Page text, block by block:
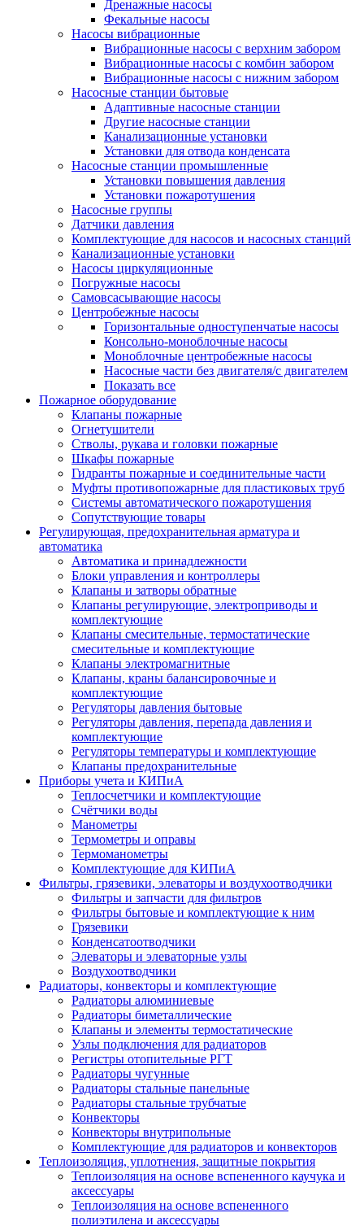
Дренажные насосы
Фекальные насосы
Насосы вибрационные
Вибрационные насосы с верхним забором
Вибрационные насосы с комбин забором
Вибрационные насосы с нижним забором
Насосные станции бытовые
Адаптивные насосные станции
Другие насосные станции
Канализационные установки
Установки для отвода конденсата
Насосные станции промышленные
Установки повышения давления
Установки пожаротушения
Насосные группы
Датчики давления
Комплектующие для насосов и насосных станций
Канализационные установки
Насосы циркуляционные
Погружные насосы
Самовсасывающие насосы
Центробежные насосы
Горизонтальные одноступенчатые насосы
Консольно-моноблочные насосы
Моноблочные центробежные насосы
Насосные части без двигателя/с двигателем
Показать все
Пожарное оборудование
Клапаны пожарные
Огнетушители
Стволы, рукава и головки пожарные
Шкафы пожарные
Гидранты пожарные и соединительные части
Муфты противопожарные для пластиковых труб
Системы автоматического пожаротушения
Сопутствующие товары
Регулирующая, предохранительная арматура и
автоматика
Автоматика и принадлежности
Блоки управления и контроллеры
Клапаны и затворы обратные
Клапаны регулирующие, электроприводы и
комплектующие
Клапаны смесительные, термостатические
смесительные и комплектующие
Клапаны электромагнитные
Клапаны, краны балансировочные и
комплектующие
Регуляторы давления бытовые
Регуляторы давления, перепада давления и
комплектующие
Регуляторы температуры и комплектующие
Клапаны предохранительные
Приборы учета и КИПиА
Теплосчетчики и комплектующие
Счётчики воды
Манометры
Термометры и оправы
Термоманометры
Комплектующие для КИПиА
Фильтры, грязевики, элеваторы и воздухоотводчики
Фильтры и запчасти для фильтров
Фильтры бытовые и комплектующие к ним
Грязевики
Конденсатоотводчики
Элеваторы и элеваторные узлы
Воздухоотводчики
Радиаторы, конвекторы и комплектующие
Радиаторы алюминиевые
Радиаторы биметаллические
Клапаны и элементы термостатические
Узлы подключения для радиаторов
Регистры отопительные РГТ
Радиаторы чугунные
Радиаторы стальные панельные
Радиаторы стальные трубчатые
Конвекторы
Конвекторы внутрипольные
Комплектующие для радиаторов и конвекторов
Теплоизоляция, уплотнения, защитные покрытия
Теплоизоляция на основе вспененного каучука и
аксессуары
Теплоизоляция на основе вспененного
полиэтилена и аксессуары